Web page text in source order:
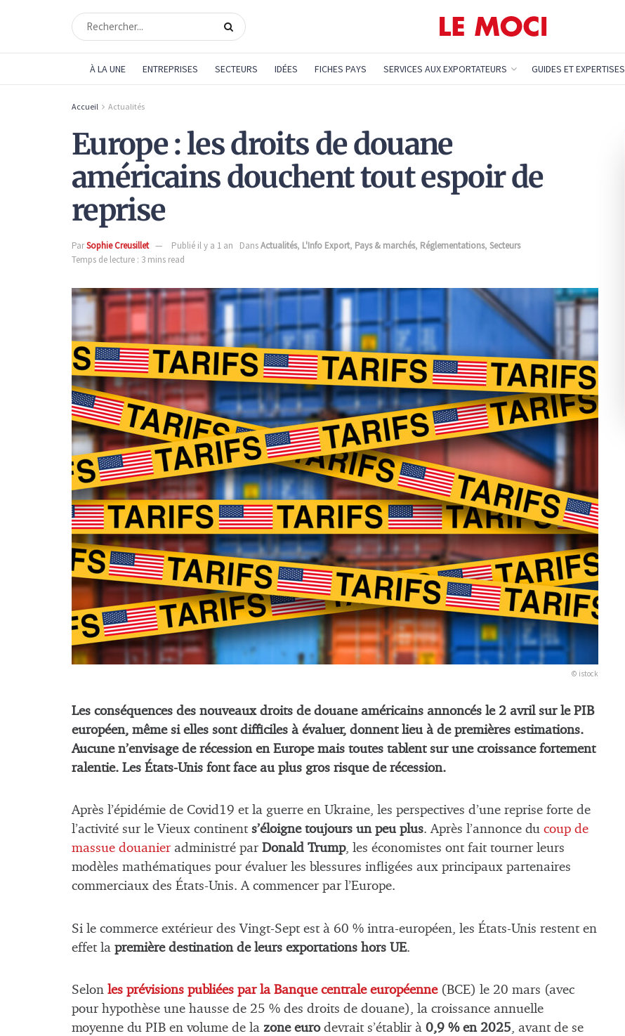
À LA UNE ENTREPRISES SECTEURS IDÉES FICHES PAYS SERVICES AUX EXPORTATEURS GUIDES ET EXPERTISES
Accueil Actualités
Europe : les droits de douane
américains douchent tout espoir de
reprise
ParSophie Creusillet Publié il y a 1 an DansActualités, L'Info Export, Pays & marchés, Réglementations, Secteurs
Temps de lecture : 3 mins read
© istock
Les conséquences des nouveaux droits de douane américains annoncés le 2 avril sur le PIB
européen, même si elles sont difficiles à évaluer, donnent lieu à de premières estimations.
Aucune n’envisage de récession en Europe mais toutes tablent sur une croissance fortement
ralentie. Les États-Unis font face au plus gros risque de récession.
Après l’épidémie de Covid19 et la guerre en Ukraine, les perspectives d’une reprise forte de
l’activité sur le Vieux continent s’éloigne toujours un peu plus. Après l’annonce du coup de
massue douanieradministré par Donald Trump, les économistes ont fait tourner leurs
modèles mathématiques pour évaluer les blessures infligées aux principaux partenaires
commerciaux des États-Unis. A commencer par l’Europe.
Si le commerce extérieur des Vingt-Sept est à 60 % intra-européen, les États-Unis restent en
effet la première destination de leurs exportations hors UE.
Selon les prévisions publiées par la Banque centrale européenne(BCE) le 20 mars (avec
pour hypothèse une hausse de 25 % des droits de douane), la croissance annuelle
moyenne du PIB en volume de la zone eurodevrait s’établir à 0,9 % en 2025, avant de se